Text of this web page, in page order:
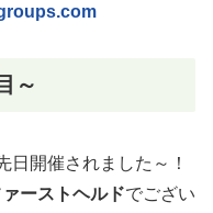
～
日開催されました～！
ーストヘルドでござい